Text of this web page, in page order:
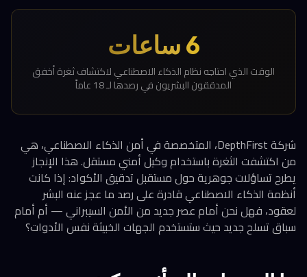
6 ساعات
الوقت الذي احتاجه نظام الذكاء الاصطناعي لاكتشاف ثغرة أخفق
المدققون البشريون في رصدها لـ 18 عاماً
شركة DepthFirst، المتخصصة في أمن الذكاء الاصطناعي، هي
من اكتشفت الثغرة باستخدام وكيل أمني مستقل. هذا الإنجاز
يطرح تساؤلات جوهرية حول مستقبل تدقيق الأكواد: إذا كانت
أنظمة الذكاء الاصطناعي قادرة على رصد ما عجز عنه البشر
لعقود، فهل نحن أمام عصر جديد من الأمن السيبراني — أم أمام
سباق تسلح جديد حيث ستستخدم الجهات الخبيثة نفس الأدوات؟